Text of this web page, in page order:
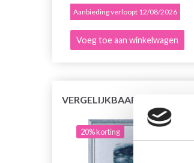
Aanbieding verloopt 12/08/2026
Voeg toe aan winkelwagen
VERGELIJKBAAR MET DIT
20% korting